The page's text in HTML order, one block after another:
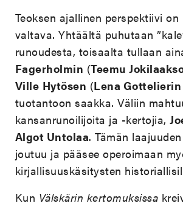
Teoksen ajallinen perspektiivi
valtava. Yhtäältä puhutaan
runoudesta, toisaalta tullaan
Fagerholmin (Teemu
Ville Hytösen (Lena Gottelierin
tuotantoon saakka. Väliin
kansanrunoilijoita ja -kertojia,
Algot Untolaa. Tämän
joutuu ja pääsee operoimaan
kirjallisuuskäsitysten
Kun Välskärin kertomuksissa